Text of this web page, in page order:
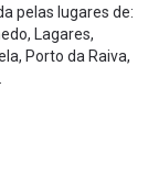
pelas lugares de:
Lagares,
Porto da Raiva,